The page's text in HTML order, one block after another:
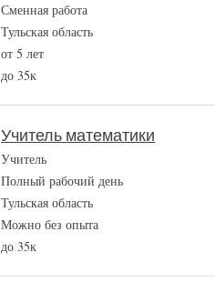
Сменная работа
Тульская область
от 5 лет
до 35к
Учитель математики
Учитель
Полный рабочий день
Тульская область
Можно без опыта
до 35к